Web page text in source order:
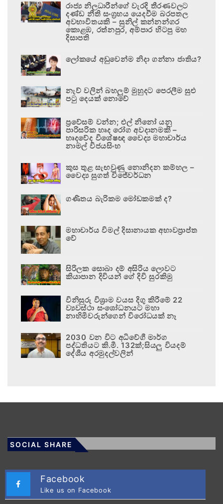
රාජ්‍ය නිලධාරීන්ගේ වැරදි තීරණවලට
දණ්ඩ නීති සංග්‍රහය යෙදවීම බරපතල
අවභාවිතයකි – සුනිල් කන්නන්ගර
කොළඹ, රත්නපුර, අම්පාර හිටපු මහ
දිසාපති
ලෝකයේ අඩුවෙන්ම නිදා ගන්නා ජාතිය?
නැව් වලින් බහලුම් මුහුදට පෙරලීම සුළු
පටු දෙයක් නොවේ
ප්‍රවේසම් වන්න; එල් නිනෝ යනු
පාරිසරික හෘද රෝග අවදානමකි –
හෘදවේද විශේෂඥ වෛද්‍ය මහාචාර්ය
නාමල් විජයසිංහ
කුස තුළ සැඟවුණු නොනිදන කම්හල –
වෛද්‍ය සුගත් විජේවර්ධන
ගණිතය බැරිකම මෝඩකමක් ද?
මහාචාර්ය විමල් දිසානායක අභාවප්‍රාප්ත
වේ
සිරිලක සොබා දම් අසිරිය ලොවට
කියාපාන දිවියන් ගේ දිවි සුරකිමු
විනිසුරු විශ්‍රාම වයස දිගු කිරීමේ 22
ව්‍යවස්ථා සංශෝධනයට මහා
නාහිමිවරුන්ගෙන් විරෝධයක් නෑ
2030 වන විට අධිවේගී මාර්ග
පද්ධතියට කි.මී. 132ක්;සියලු වියදම්
දේශීය අරමුදල්වලින්
SOCIAL SHARE
Facebook
Like us on Facebook